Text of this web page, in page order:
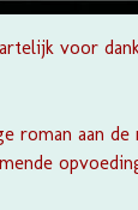
voor
roman aan de